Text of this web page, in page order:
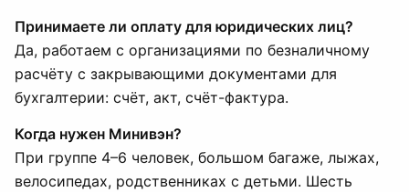
Принимаете ли оплату для юридических лиц?
Да, работаем с организациями по безналичному
расчёту с закрывающими документами для
бухгалтерии: счёт, акт, счёт-фактура.
Когда нужен Минивэн?
При группе 4–6 человек, большом багаже, лыжах,
велосипедах, родственниках с детьми. Шесть